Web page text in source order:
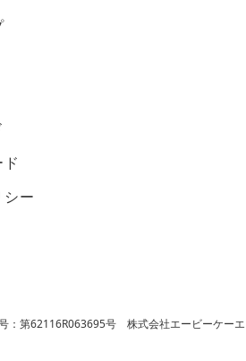
ー
：第62116R063695号 株式会社エービーケーエ